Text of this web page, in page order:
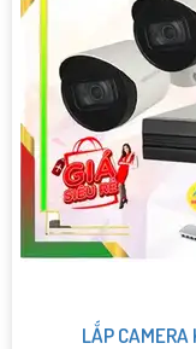
LẮP CAMERA